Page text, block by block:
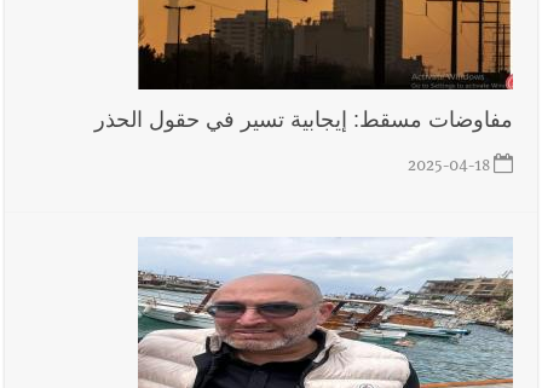
مفاوضات مسقط: إيجابية تسير في حقول الحذر
2025-04-18